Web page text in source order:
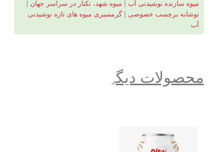
میوه سازنده نوشیدنی آب | میوه شهد، نکتار در سراسر جهان |
نوشابه برچسب خصوصی | گرمسیری میوه های تازه نوشیدنی
آب
محصولات دیگر